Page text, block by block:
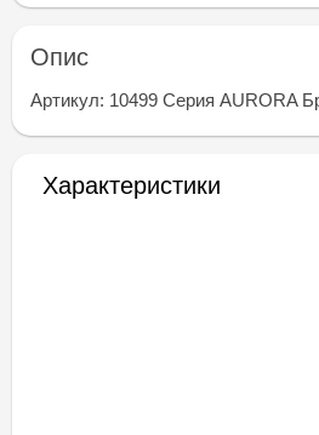
Опис
Артикул: 10499 Серия AURORA
Характеристики